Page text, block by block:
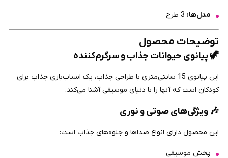
مدل‌ها:
توضیحات محصول
🦖پیانوی حیوانات جذاب و سرگرم‌کننده
این پیانوی 15 سانتی‌متری با طراحی جذاب، یک اسباب‌بازی جذاب برای
کودکان است که آنها را با دنیای موسیقی آشنا می‌کند.
🎶 ویژگی‌های صوتی و نوری
این محصول دارای انواع صداها و جلوه‌های جذاب است:
پخش موسیقی